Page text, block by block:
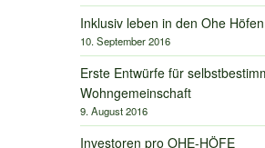
Inklusiv leben in den Ohe Höfen
10. September 2016
Erste Entwürfe für
Wohngemeinschaft
9. August 2016
Investoren pro OHE-HÖFE